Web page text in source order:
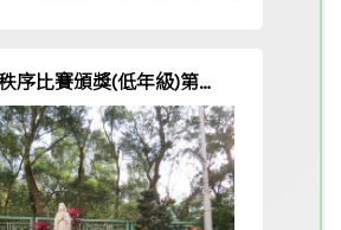
序比賽頒獎(低年級)第一
週